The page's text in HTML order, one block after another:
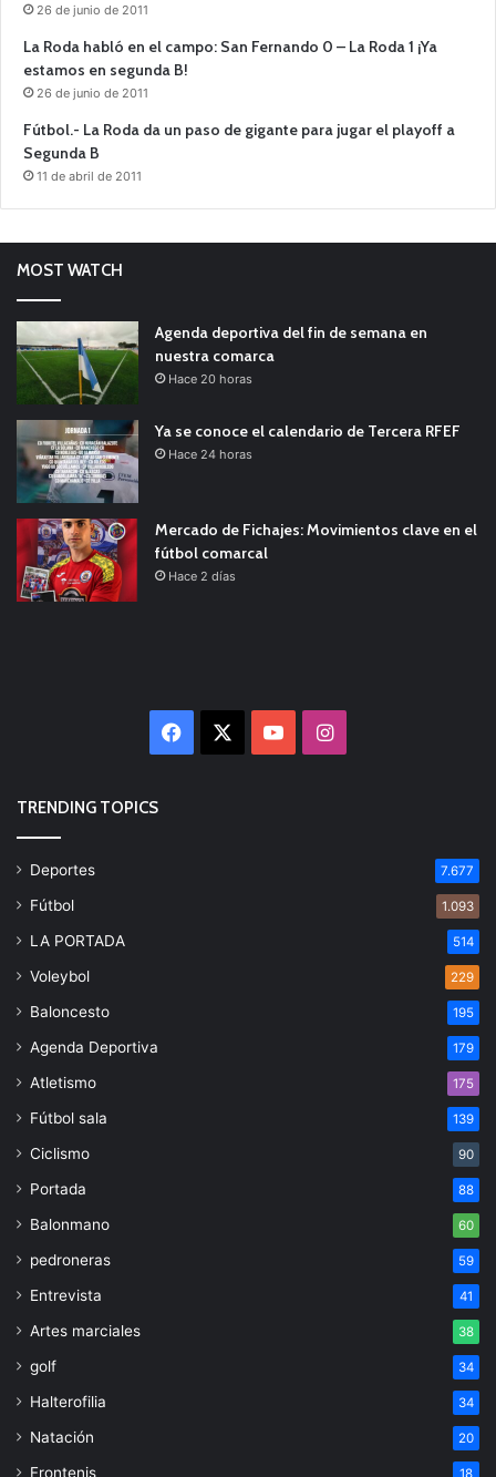
26 de junio de 2011
La Roda habló en el campo: San Fernando 0 – La Roda 1 ¡Ya
estamos en segunda B!
26 de junio de 2011
Fútbol.- La Roda da un paso de gigante para jugar el playoff a
Segunda B
11 de abril de 2011
MOST WATCH
Agenda deportiva del fin de semana en
nuestra comarca
Hace 20 horas
Ya se conoce el calendario de Tercera RFEF
Hace 24 horas
Mercado de Fichajes: Movimientos clave en el
fútbol comarcal
Hace 2 días
Facebook YouTubeInstagram
TRENDING TOPICS
Deportes 7.677
Fútbol 1.093
LA PORTADA 514
Voleybol 229
Baloncesto 195
Agenda Deportiva 179
Atletismo 175
Fútbol sala 139
Ciclismo 90
Portada 88
Balonmano 60
pedroneras 59
Entrevista 41
Artes marciales 38
golf 34
Halterofilia 34
Natación 20
Frontenis 18